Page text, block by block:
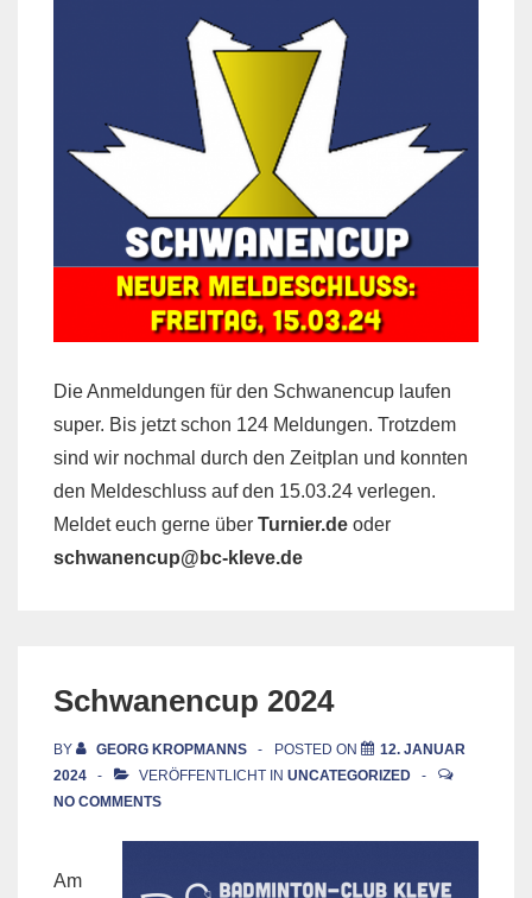
Die Anmeldungen für den Schwanencup laufen
super. Bis jetzt schon 124 Meldungen. Trotzdem
sind wir nochmal durch den Zeitplan und konnten
den Meldeschluss auf den 15.03.24 verlegen.
Meldet euch gerne über Turnier.de oder
schwanencup@bc-kleve.de
Schwanencup 2024
BY GEORG KROPMANNS POSTED ON
12. JANUAR
2024
VERÖFFENTLICHT IN UNCATEGORIZED
NO COMMENTS
Am